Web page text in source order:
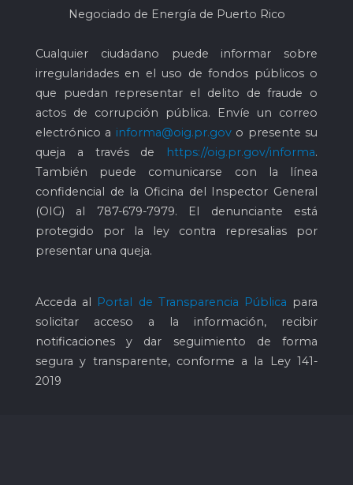
Negociado de Energía de Puerto Rico
Cualquier ciudadano puede informar sobre
irregularidades en el uso de fondos públicos o
que puedan representar el delito de fraude o
actos de corrupción pública. Envíe un correo
electrónico a informa@oig.pr.govo presente su
queja a través de
https://oig.pr.gov/informa.
También puede comunicarse con la línea
confidencial de la Oficina del Inspector General
(OIG) al 787-679-7979. El denunciante está
protegido por la ley contra represalias por
presentar una queja.
Acceda al Portal de Transparencia Pública para
solicitar acceso a la información, recibir
notificaciones y dar seguimiento de forma
segura y transparente, conforme a la Ley 141-
2019